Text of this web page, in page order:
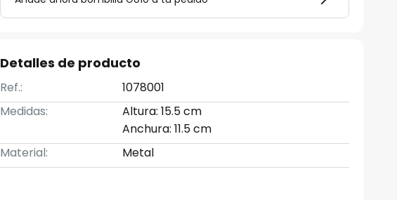
Detalles de producto
Ref.:
1078001
Medidas:
Altura: 15.5 cm
Anchura: 11.5 cm
Material:
Metal